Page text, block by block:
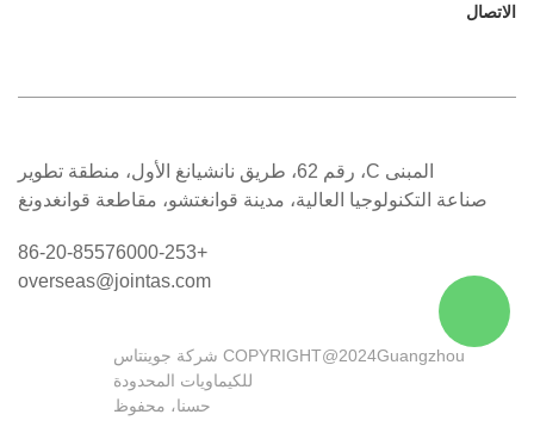
الاتصال
المبنى C، رقم 62، طريق نانشيانغ الأول، منطقة تطوير
صناعة التكنولوجيا العالية، مدينة قوانغتشو، مقاطعة قوانغدونغ
+86-20-85576000-253
overseas@jointas.com
COPYRIGHT@2024Guangzhou شركة جوينتاس
للكيماويات المحدودة
حسنا، محفوظ